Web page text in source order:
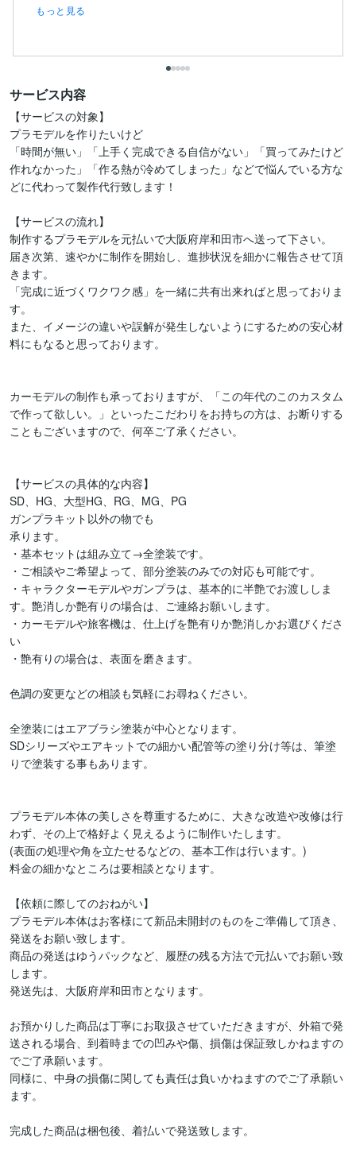
もっと見る
サービス内容
【サービスの対象】
プラモデルを作りたいけど
「時間が無い」「上手く完成できる自信がない」「買ってみたけど
作れなかった」「作る熱が冷めてしまった」などで悩んでいる方な
どに代わって製作代行致します！
【サービスの流れ】
制作するプラモデルを元払いで大阪府岸和田市へ送って下さい。
届き次第、速やかに制作を開始し、進捗状況を細かに報告させて頂
きます。
「完成に近づくワクワク感」を一緒に共有出来ればと思っておりま
す。
また、イメージの違いや誤解が発生しないようにするための安心材
料にもなると思っております。
カーモデルの制作も承っておりますが、「この年代のこのカスタム
で作って欲しい。」といったこだわりをお持ちの方は、お断りする
こともございますので、何卒ご了承ください。
【サービスの具体的な内容】
SD、HG、大型HG、RG、MG、PG
ガンプラキット以外の物でも
承ります。
・基本セットは組み立て→全塗装です。
・ご相談やご希望よって、部分塗装のみでの対応も可能です。
・キャラクターモデルやガンプラは、基本的に半艶でお渡ししま
す。艶消しか艶有りの場合は、ご連絡お願いします。
・カーモデルや旅客機は、仕上げを艶有りか艶消しかお選びくださ
い
・艶有りの場合は、表面を磨きます。
色調の変更などの相談も気軽にお尋ねください。
全塗装にはエアブラシ塗装が中心となります。
SDシリーズやエアキットでの細かい配管等の塗り分け等は、筆塗
りで塗装する事もあります。
プラモデル本体の美しさを尊重するために、大きな改造や改修は行
わず、その上で格好よく見えるように制作いたします。
(表面の処理や角を立たせるなどの、基本工作は行います。)
料金の細かなところは要相談となります。
【依頼に際してのおねがい】
プラモデル本体はお客様にて新品未開封のものをご準備して頂き、
発送をお願い致します。
商品の発送はゆうパックなど、履歴の残る方法で元払いでお願い致
します。
発送先は、大阪府岸和田市となります。
お預かりした商品は丁寧にお取扱させていただきますが、外箱で発
送される場合、到着時までの凹みや傷、損傷は保証致しかねますの
でご了承願います。
同様に、中身の損傷に関しても責任は負いかねますのでご了承願い
ます。
完成した商品は梱包後、着払いで発送致します。